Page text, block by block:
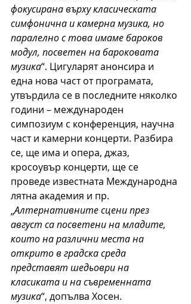
фокусирана върху класическата
симфонична и камерна музика, но
паралелно с това имаме бароков
модул, посветен на бароковата
музика“. Цигуларят анонсира и
една нова част от програмата,
утвърдила се в последните няколко
години – международен
симпозиум с конференция, научна
част и камерни концерти. Разбира
се, ще има и опера, джаз,
кросоувър концерти, ще се
проведе известната Международна
лятна академия и пр.
„Алтернативните сцени през
август са посветени на младите,
които на различни места на
открито в градска среда
представят шедьоври на
класиката и на съвременната
музика“, допълва Хосен.